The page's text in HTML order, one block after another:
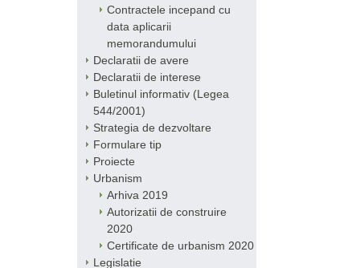
Contractele incepand cu
data aplicarii
memorandumului
Declaratii de avere
Declaratii de interese
Buletinul informativ (Legea
544/2001)
Strategia de dezvoltare
Formulare tip
Proiecte
Urbanism
Arhiva 2019
Autorizatii de construire
2020
Certificate de urbanism 2020
Legislatie